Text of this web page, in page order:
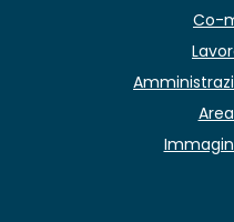
Co-